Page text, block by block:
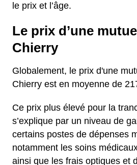
le prix et l’âge.
Le prix d’une
Chierry
Globalement, le prix d'une
Chierry est en moyenne de
Ce prix plus élevé pour la
s’explique par un niveau de
certains postes de dépenses
notamment les soins
ainsi que les frais optiques et